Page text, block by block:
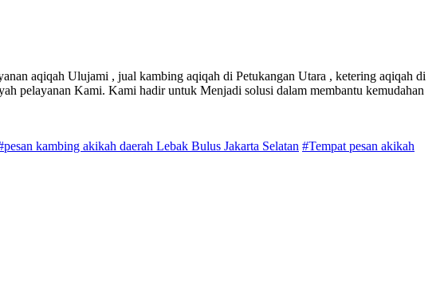
aqiqah Ulujami , jual kambing aqiqah di Petukangan Utara , ketering aqiqah di
pelayanan Kami. Kami hadir untuk Menjadi solusi dalam membantu kemudahan
kambing akikah daerah Lebak Bulus Jakarta Selatan #Tempat pesan akikah